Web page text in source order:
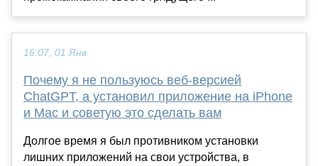
16:07, 01 Янв
Почему я не пользуюсь веб-версией
ChatGPT, а установил приложение на iPhone
и Mac и советую это сделать вам
Долгое время я был противником установки
лишних приложений на свои устройства, в